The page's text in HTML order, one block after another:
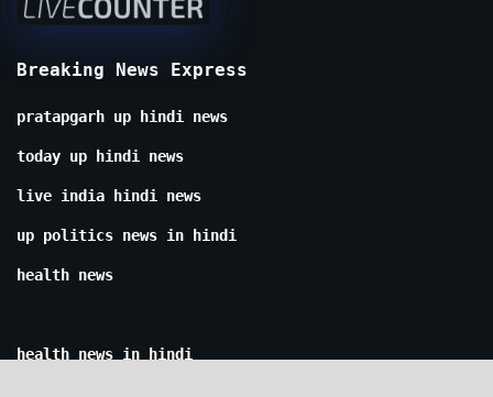
Breaking News Express
pratapgarh up hindi news
today up hindi news
live india hindi news
up politics news in hindi
health news
health news in hindi